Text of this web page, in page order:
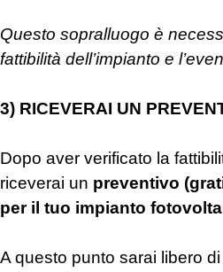
Questo sopralluogo è
fattibilità dell’impianto e
3) RICEVERAI UN
Dopo aver verificato la
riceverai un preventivo
per il tuo impianto
A questo punto sarai libero